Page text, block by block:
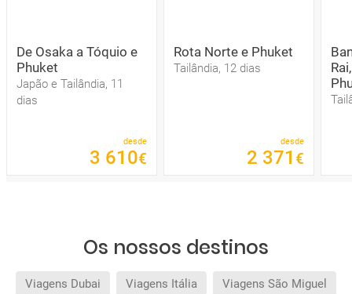
De Osaka a Tóquio e
Phuket
Japão e Tailândia, 11
dias
desde
3 610€
Rota Norte e Phuket
Tailândia, 12 dias
desde
2 371 €
Os nossos destinos
Viagens Dubai Viagens Itália Viagens São Miguel